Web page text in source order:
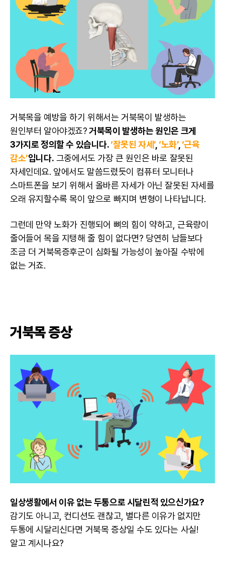
거북목을 예방을 하기 위해서는 거북목이 발생하는
원인부터 알아야겠죠?거북목이 발생하는 원인은 크게
3가지로 정의할 수 있습니다.‘잘못된 자세’,‘노화’, ‘근육
감소’입니다. 그중에서도 가장 큰 원인은 바로 잘못된
자세인데요. 앞에서도 말씀드렸듯이 컴퓨터 모니터나
스마트폰을 보기 위해서 올바른 자세가 아닌 잘못된 자세를
오래 유지할수록 목이 앞으로 빠지며 변형이 나타납니다.
그런데 만약 노화가 진행되어 뼈의 힘이 약하고, 근육량이
줄어들어 목을 지탱해 줄 힘이 없다면? 당연히 남들보다
조금 더 거북목증후군이 심화될 가능성이 높아질 수밖에
없는 거죠.
거북목 증상
일상생활에서 이유 없는 두통으로 시달린적 있으신가요?
감기도 아니고, 컨디션도 괜찮고, 별다른 이유가 없지만
두통에 시달리신다면 거북목 증상일 수도 있다는 사실!
알고 계시나요?